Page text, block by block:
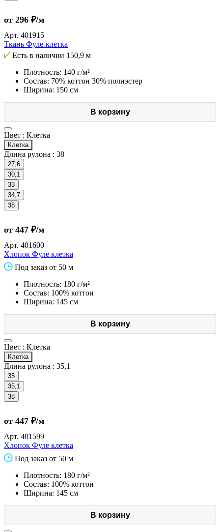
от 296 ₽/м
Арт. 401915
Ткань Фуле-клетка
Есть в наличии 150,9 м
Плотность: 140 г/м²
Состав: 70% коттон 30% полиэстер
Ширина: 150 см
В корзину
Цвет : Клетка
Клетка
Длина рулона : 38
27,6
30,1
33
34,7
38
от 447 ₽/м
Арт. 401600
Хлопок Фуле клетка
Под заказ от 50 м
Плотность: 180 г/м²
Состав: 100% коттон
Ширина: 145 см
В корзину
Цвет : Клетка
Клетка
Длина рулона : 35,1
35
35,1
38
от 447 ₽/м
Арт. 401599
Хлопок Фуле клетка
Под заказ от 50 м
Плотность: 180 г/м²
Состав: 100% коттон
Ширина: 145 см
В корзину